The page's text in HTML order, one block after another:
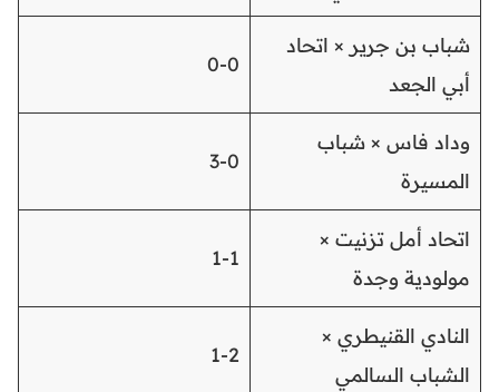
شباب بن جرير × اتحاد
أبي الجعد
0-0
وداد فاس × شباب
المسيرة
3-0
اتحاد أمل تزنيت ×
مولودية وجدة
1-1
النادي القنيطري ×
الشباب السالمي
1-2